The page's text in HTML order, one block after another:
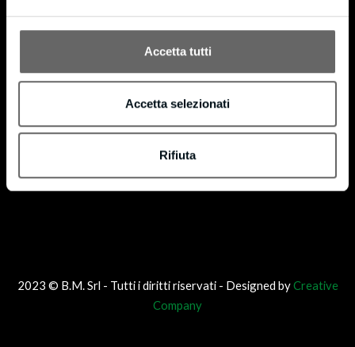
Accetta tutti
Accetta selezionati
Rifiuta
2023 © B.M. Srl - Tutti i diritti riservati - Designed byCreative
Company